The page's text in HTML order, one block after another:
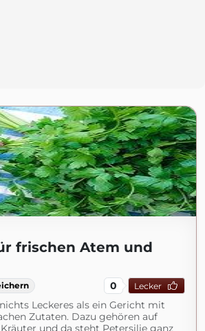
frischen Atem und
0 Lecker
Leckeres als ein Gericht mit
Zutaten. Dazu gehören auf
und da steht Petersilie ganz